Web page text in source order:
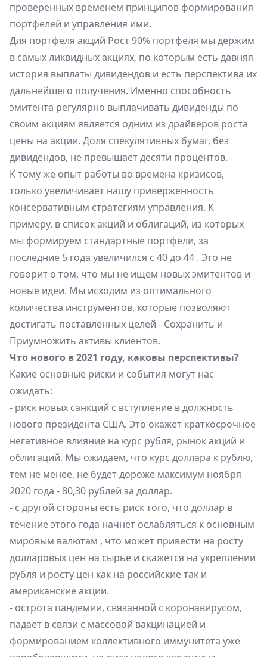
проверенных временем принципов формирования
портфелей и управления ими.
Для портфеля акций Рост 90% портфеля мы держим
в самых ликвидных акциях, по которым есть давняя
история выплаты дивидендов и есть перспектива их
дальнейшего получения. Именно способность
эмитента регулярно выплачивать дивиденды по
своим акциям является одним из драйверов роста
цены на акции. Доля спекулятивных бумаг, без
дивидендов, не превышает десяти процентов.
К тому же опыт работы во времена кризисов,
только увеличивает нашу приверженность
консервативным стратегиям управления. К
примеру, в список акций и облигаций, из которых
мы формируем стандартные портфели, за
последние 5 года увеличился с 40 до 44 . Это не
говорит о том, что мы не ищем новых эмитентов и
новые идеи. Мы исходим из оптимального
количества инструментов, которые позволяют
достигать поставленных целей - Сохранить и
Приумножить активы клиентов.
Что нового в 2021 году, каковы перспективы?
Какие основные риски и события могут нас
ожидать:
- риск новых санкций с вступление в должность
нового президента США. Это окажет краткосрочное
негативное влияние на курс рубля, рынок акций и
облигаций. Мы ожидаем, что курс доллара к рублю,
тем не менее, не будет дороже максимум ноября
2020 года - 80,30 рублей за доллар.
- с другой стороны есть риск того, что доллар в
течение этого года начнет ослабляться к основным
мировым валютам , что может привести на росту
долларовых цен на сырье и скажется на укреплении
рубля и росту цен как на российские так и
американские акции.
- острота пандемии, связанной с коронавирусом,
падает в связи с массовой вакцинацией и
формированием коллективного иммунитета уже